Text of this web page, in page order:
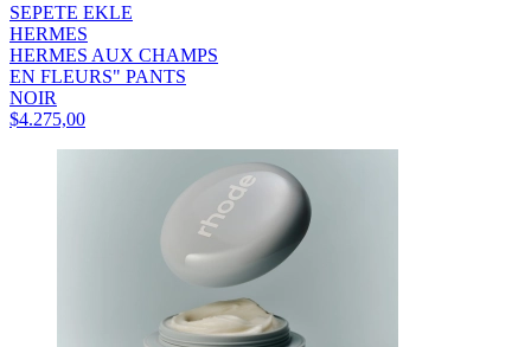
SEPETE EKLE
HERMES
HERMES AUX CHAMPS
EN FLEURS" PANTS
NOIR
$4.275,00